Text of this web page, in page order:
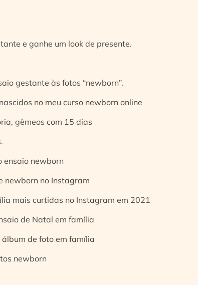
e ganhe um look de presente.
gestante às fotos “newborn”.
no meu curso newborn online
gêmeos com 15 dias
ensaio newborn
newborn no Instagram
mais curtidas no Instagram em 2021
de Natal em família
de foto em família
newborn